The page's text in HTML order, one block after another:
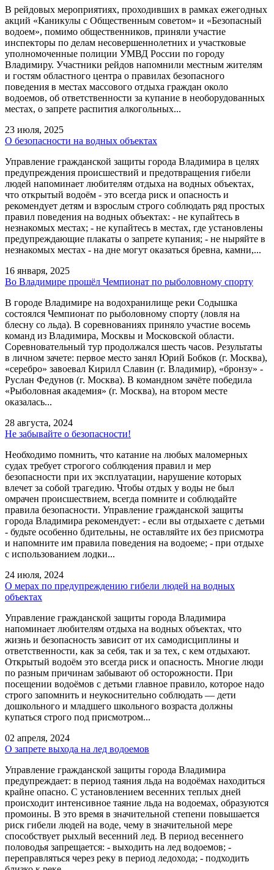
В рейдовых мероприятиях, проходивших в рамках ежегодных
акций «Каникулы с Общественным советом» и «Безопасный
водоем», помимо общественников, приняли участие
инспекторы по делам несовершеннолетних и участковые
уполномоченные полиции УМВД России по городу
Владимиру. Участники рейдов напомнили местным жителям
и гостям областного центра о правилах безопасного
поведения в местах массового отдыха граждан около
водоемов, об ответственности за купание в необорудованных
местах, о запрете распития алкогольных...
23 июля, 2025
О безопасности на водных объектах
Управление гражданской защиты города Владимира в целях
предупреждения происшествий и предотвращения гибели
людей напоминает любителям отдыха на водных объектах,
что открытый водоём - это всегда риск и опасность и
рекомендует детям и взрослым строго соблюдать ряд простых
правил поведения на водных объектах: - не купайтесь в
незнакомых местах; - не купайтесь в местах, где установлены
предупреждающие плакаты о запрете купания; - не ныряйте в
незнакомых местах - на дне могут оказаться бревна, камни,...
16 января, 2025
Во Владимире прошёл Чемпионат по рыболовному спорту
В городе Владимире на водохранилище реки Содышка
состоялся Чемпионат по рыболовному спорту (ловля на
блесну со льда). В соревнованиях приняло участие восемь
команд из Владимира, Москвы и Московской области.
Соревновательный тур продолжался шесть часов. Результаты
в личном зачете: первое место занял Юрий Бобков (г. Москва),
«серебро» завоевал Кирилл Славин (г. Владимир), «бронзу» -
Руслан Федунов (г. Москва). В командном зачёте победила
«Рыболовная академия» (г. Москва), на втором месте
оказалась...
28 августа, 2024
Не забывайте о безопасности!
Необходимо помнить, что катание на любых маломерных
судах требует строгого соблюдения правил и мер
безопасности при их эксплуатации, нарушение которых
влечет за собой трагедию. Чтобы отдых у воды не был
омрачен происшествием, всегда помните и соблюдайте
правила безопасности. Управление гражданской защиты
города Владимира рекомендует: - если вы отдыхаете с детьми
- будьте особенно бдительны, не оставляйте их без присмотра
и напомните им правила поведения на водоеме; - при отдыхе
с использованием лодки...
24 июля, 2024
О мерах по предупреждению гибели людей на водных
объектах
Управление гражданской защиты города Владимира
напоминает любителям отдыха на водных объектах, что
жизнь и безопасность зависит от их самодисциплины и
ответственности, как за себя, так и за тех, с кем отдыхают.
Открытый водоём это всегда риск и опасность. Многие люди
по разным причинам забывают об осторожности. При
посещении водоёмов с детьми главное правило, которое надо
строго запомнить и неукоснительно соблюдать — дети
дошкольного и младшего школьного возраста должны
купаться строго под присмотром...
02 апреля, 2024
О запрете выхода на лед водоемов
Управление гражданской защиты города Владимира
предупреждает: в период таяния льда на водоёмах находиться
крайне опасно. С установлением весенних теплых дней
происходит интенсивное таяние льда на водоемах, образуются
промоины. В это время в значительной степени повышается
риск гибели людей на воде, чему в значительной мере
способствует рыхлый весенний лед. В период весеннего
половодья запрещается: - выходить на лед водоемов; -
переправляться через реку в период ледохода; - подходить